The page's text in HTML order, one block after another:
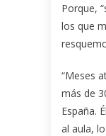
Porque,
los que
“Meses
más de
España.
al aula,